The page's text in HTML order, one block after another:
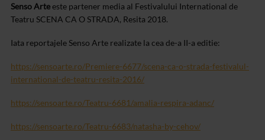
Senso Arteeste partener media al Festivalului International de
Teatru SCENA CA O STRADA, Resita 2018.
Iata reportajele Senso Arte realizate la cea de-a II-a editie:
https://sensoarte.ro/Premiere-6677/scena-ca-o-strada-festivalul-
international-de-teatru-resita-2016/
https://sensoarte.ro/Teatru-6681/amalia-respira-adanc/
https://sensoarte.ro/Teatru-6683/natasha-by-cehov/